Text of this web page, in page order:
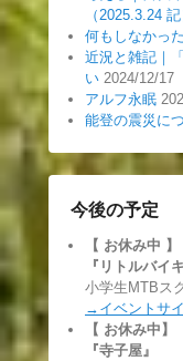
（2025.3.24 記
何もしなかっ
近況と雑記｜
い 2024/12/17
アルフ永眠
能登の震災に
今後の予定
【 お休み中 】
『リトルバイ
小学生MTBス
→イベントサ
【 お休み中】
『寺子屋』